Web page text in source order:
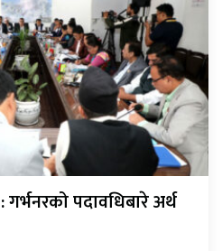
पदावधिबारे अर्थ